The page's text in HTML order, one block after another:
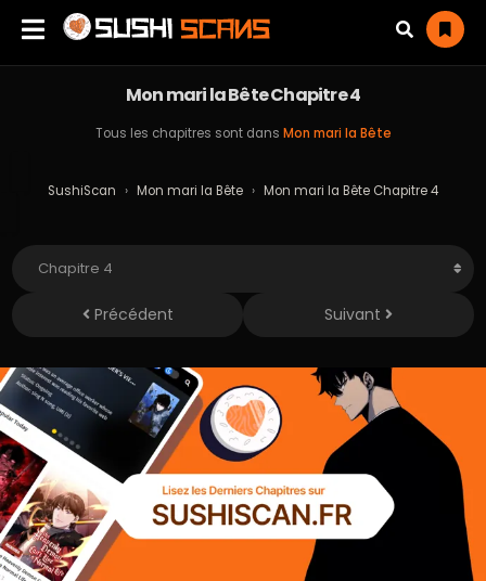
Mon mari la Bête Chapitre 4
Tous les chapitres sont dans Mon mari la Bête
SushiScan › Mon mari la Bête › Mon mari la Bête Chapitre 4
Précédent Suivant